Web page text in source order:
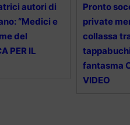
autori di
“Medici e
del
PER IL
Pronto
private
collassa
fantasma
VIDEO